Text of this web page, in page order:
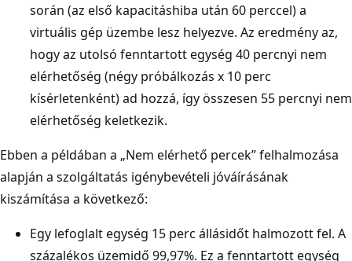
során (az első kapacitáshiba után 60 perccel) a
virtuális gép üzembe lesz helyezve. Az eredmény az,
hogy az utolsó fenntartott egység 40 percnyi nem
elérhetőség (négy próbálkozás x 10 perc
kísérletenként) ad hozzá, így összesen 55 percnyi nem
elérhetőség keletkezik.
Ebben a példában a „Nem elérhető percek” felhalmozása
alapján a szolgáltatás igénybevételi jóváírásának
kiszámítása a következő:
Egy lefoglalt egység 15 perc állásidőt halmozott fel. A
százalékos üzemidő 99,97%. Ez a fenntartott egység